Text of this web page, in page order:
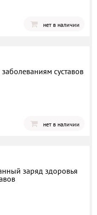
нет в наличии
суставов
нет в наличии
заряд здоровья